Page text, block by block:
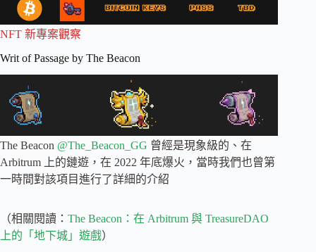
NFT 新專案觀察
Writ of Passage by The Beacon
The Beacon @The_Beacon_GG 曾經是現象級的、在
Arbitrum 上的鏈遊，在 2022 年底爆火，當時我們也曾第
一時間對該項目進行了詳細的介紹
（相關閱讀： The Beacon：在 Arbitrum 與 TreasureDAO
上的「地下城」遊戲）